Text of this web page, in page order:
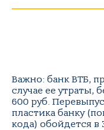
Важно: банк ВТБ,
случае ее утраты,
600 руб.
пластика банку
кода) обойдется в